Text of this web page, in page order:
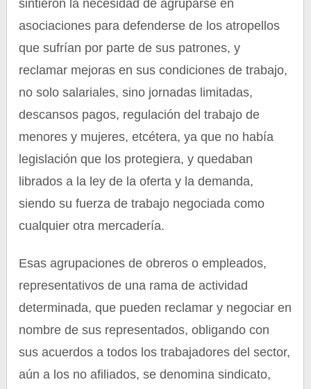
sintieron la necesidad de agruparse en
asociaciones para defenderse de los atropellos
que sufrían por parte de sus patrones, y
reclamar mejoras en sus condiciones de trabajo,
no solo salariales, sino jornadas limitadas,
descansos pagos, regulación del trabajo de
menores y mujeres, etcétera, ya que no había
legislación que los protegiera, y quedaban
librados a la ley de la oferta y la demanda,
siendo su fuerza de trabajo negociada como
cualquier otra mercadería.
Esas agrupaciones de obreros o empleados,
representativos de una rama de actividad
determinada, que pueden reclamar y negociar en
nombre de sus representados, obligando con
sus acuerdos a todos los trabajadores del sector,
aún a los no afiliados, se denomina sindicato,